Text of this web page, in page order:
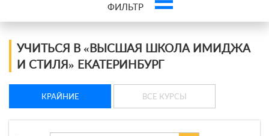
УЧИТЬСЯ В «ВЫСШАЯ ШКОЛА ИМИДЖА
И СТИЛЯ» ЕКАТЕРИНБУРГ
КРАЙНИЕ ВСЕ КУРСЫ
ФИЛЬТР
клиентов